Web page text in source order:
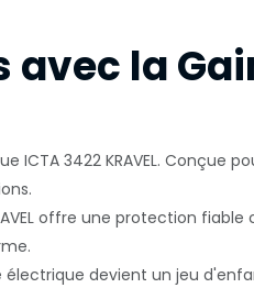
la
3422 KRAVEL. Conçue
offre une protection
devient un jeu